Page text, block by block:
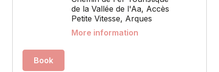
de la Vallée de l'Aa, Accès
Petite Vitesse, Arques
More information
Book